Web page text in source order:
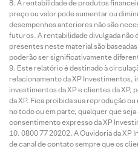
A rentabilidade de produtos
preço ou valor pode aumentar ou
desempenhos anteriores não são
futuros. A rentabilidade divulgada não
presentes neste material são
poderão ser significativamente
Este relatório é destinado à
relacionamento da XP Investimentos,
investimentos da XP e clientes da XP,
da XP. Fica proibida sua reprodução
no todo ou em parte, qualquer que
consentimento expresso da XP
0800 77 20202. A Ouvidoria da XP
de canal de contato sempre que os